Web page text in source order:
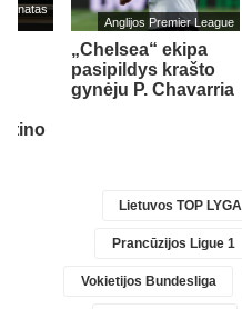
Anglijos Premier League
„Chelsea“ ekipa
pasipildys krašto
gynėju P. Chavarria
Lietuvos TOP LYGA
Prancūzijos Ligue 1
Vokietijos Bundesliga